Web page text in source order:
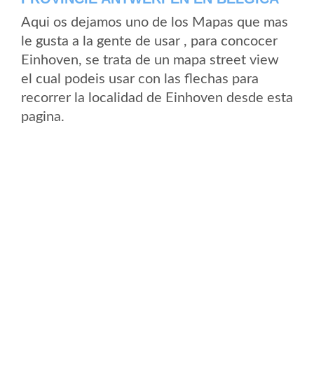
Aqui os dejamos uno de los Mapas que mas
le gusta a la gente de usar , para concocer
Einhoven, se trata de un mapa street view
el cual podeis usar con las flechas para
recorrer la localidad de Einhoven desde esta
pagina.